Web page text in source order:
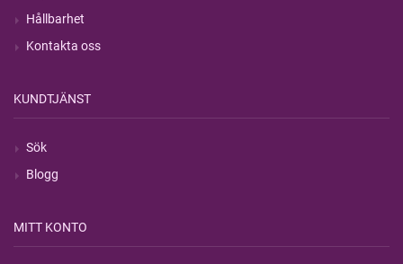
Hållbarhet
Kontakta oss
KUNDTJÄNST
Sök
Blogg
MITT KONTO